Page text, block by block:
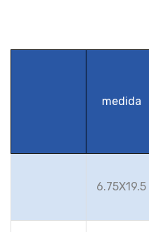
medida
6.75X19.5